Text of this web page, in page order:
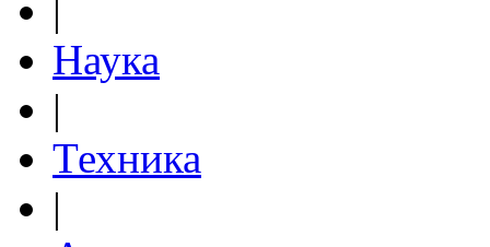
|
Наука
|
Техника
|